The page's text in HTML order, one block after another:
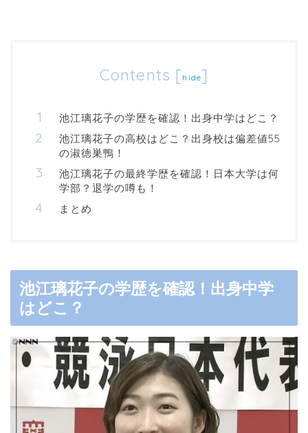
Contents [ hide]
池江璃花子の学歴を確認！出身中学はどこ？
池江璃花子の高校はどこ？出身校は偏差値55
の淑徳巣鴨！
池江璃花子の最終学歴を確認！日本大学は何
学部？退学の噂も！
まとめ
池江璃花子の学歴を確認！出身中学
はどこ？